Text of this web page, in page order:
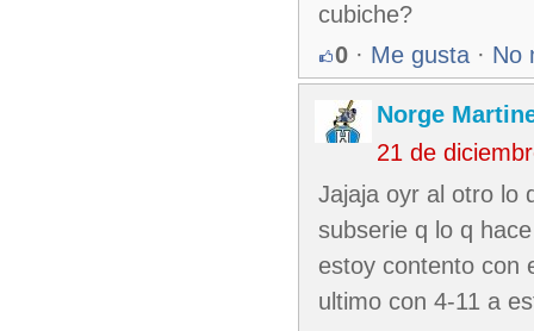
cubiche?
0 · Me gusta · No
Norge
21 de
Jajaja oyr al otro lo
subserie q lo q
estoy contento con
ultimo con 4-11 a